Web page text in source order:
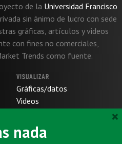
de la Universidad Francisco
sin ánimo de lucro con sede
gráficas, artículos y videos
con fines no comerciales,
Trends como fuente.
VISUALIZAR
Gráficas/datos
Videos
Sobre nosotros
nada
×